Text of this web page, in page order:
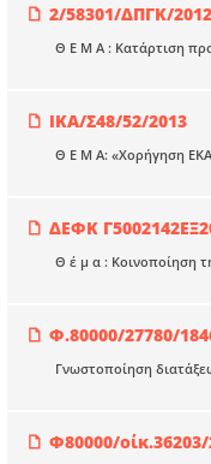
2/58301/ΔΠΓΚ/2012
Θ Ε Μ Α : Κατάρτιση
ΙΚΑ/Σ48/52/2013
Θ Ε Μ Α: «Χορήγηση
ΔΕΦΚ
Θ έ μ α : Κοινοποίηση
Φ.80000/27780/
Γνωστοποίηση
Φ80000/